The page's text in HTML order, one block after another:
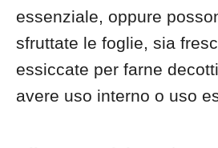
essenziale, oppure
sfruttate le foglie, sia
essiccate per farne
avere uso interno o uso